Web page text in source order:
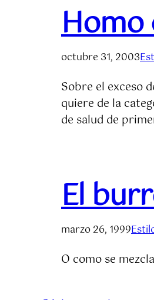
Homo
octubre 31, 2003
Sobre el exceso
quiere de la
de salud de
El
marzo 26, 1999
O como se